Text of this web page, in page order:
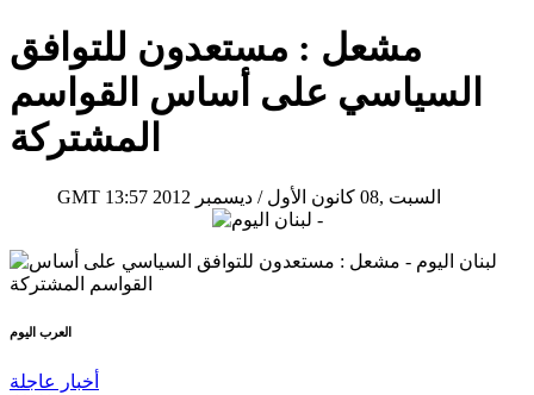
مشعل : مستعدون للتوافق
السياسي على أساس القواسم
المشتركة
GMT 13:57 2012 السبت ,08 كانون الأول / ديسمبر
العرب اليوم
أخبار عاجلة